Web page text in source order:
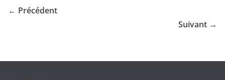
← Précédent
Suivant →